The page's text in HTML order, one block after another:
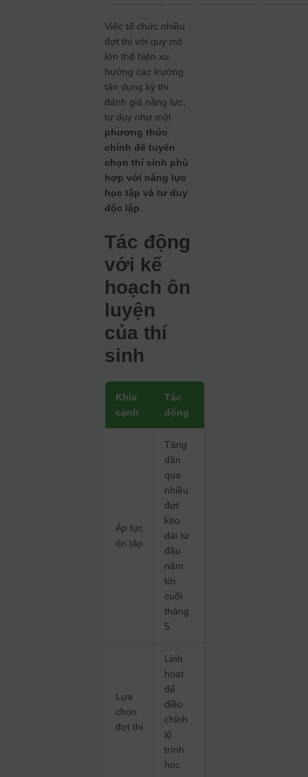
Việc tổ chức nhiều
đợt thi với quy mô
lớn thể hiện xu
hướng các trường
tận dụng kỳ thi
đánh giá năng lực,
tư duy như một
phương thức
chính để tuyển
chọn thí sinh phù
hợp với năng lực
học tập và tư duy
độc lập
Tác động
với kế
hoạch ôn
luyện
của thí
sinh
Khía
cạnh
Tác
động
Áp lực
ôn tập
Tăng
dần
qua
nhiều
đợt
kéo
dài từ
đầu
năm
tới
cuối
tháng
5
Lựa
chọn
đợt thi
Linh
hoạt
để
điều
chỉnh
lộ
trình
học